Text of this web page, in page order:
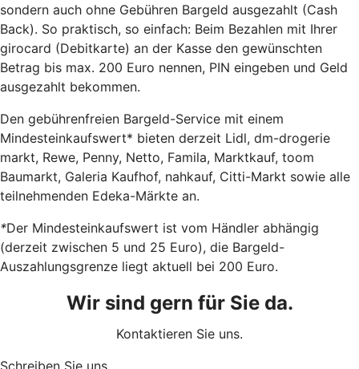
sondern auch ohne Gebühren Bargeld ausgezahlt (Cash
Back). So praktisch, so einfach: Beim Bezahlen mit Ihrer
girocard (Debitkarte) an der Kasse den gewünschten
Betrag bis max. 200 Euro nennen, PIN eingeben und Geld
ausgezahlt bekommen.
Den gebührenfreien Bargeld-Service mit einem
Mindesteinkaufswert* bieten derzeit Lidl, dm-drogerie
markt, Rewe, Penny, Netto, Famila, Marktkauf, toom
Baumarkt, Galeria Kaufhof, nahkauf, Citti-Markt sowie alle
teilnehmenden Edeka-Märkte an.
*Der Mindesteinkaufswert ist vom Händler abhängig
(derzeit zwischen 5 und 25 Euro), die Bargeld-
Auszahlungsgrenze liegt aktuell bei 200 Euro.
Wir sind gern für Sie da.
Kontaktieren Sie uns.
Schreiben Sie uns